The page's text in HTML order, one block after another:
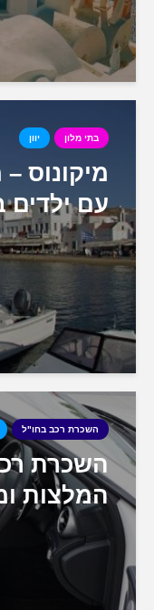
בתי מלון יוון
מיקונוס
עם ילדים
השכרת רכב בחו"ל
השכרת
המלצות